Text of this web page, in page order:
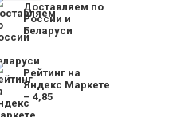
Доставляем по
России и
Беларуси
Рейтинг на
Яндекс Маркете
– 4,85